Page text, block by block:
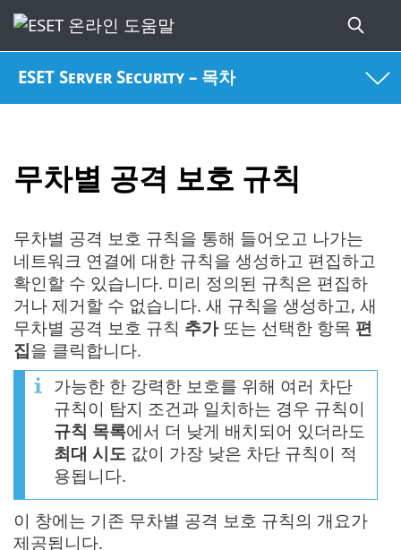
ESET Server Security – 목차
무차별 공격 보호 규칙
무차별 공격 보호 규칙을 통해 들어오고 나가는
네트워크 연결에 대한 규칙을 생성하고 편집하고
확인할 수 있습니다. 미리 정의된 규칙은 편집하
거나 제거할 수 없습니다. 새 규칙을 생성하고, 새
무차별 공격 보호 규칙 추가또는 선택한 항목 편
집을 클릭합니다.
가능한 한 강력한 보호를 위해 여러 차단
규칙이 탐지 조건과 일치하는 경우 규칙이
규칙 목록에서 더 낮게 배치되어 있더라도
최대 시도 값이 가장 낮은 차단 규칙이 적
용됩니다.
이 창에는 기존 무차별 공격 보호 규칙의 개요가
제공됩니다.